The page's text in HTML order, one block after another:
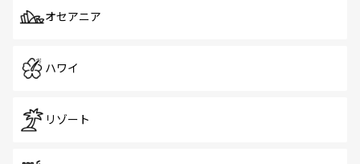
オセアニア
ハワイ
リゾート